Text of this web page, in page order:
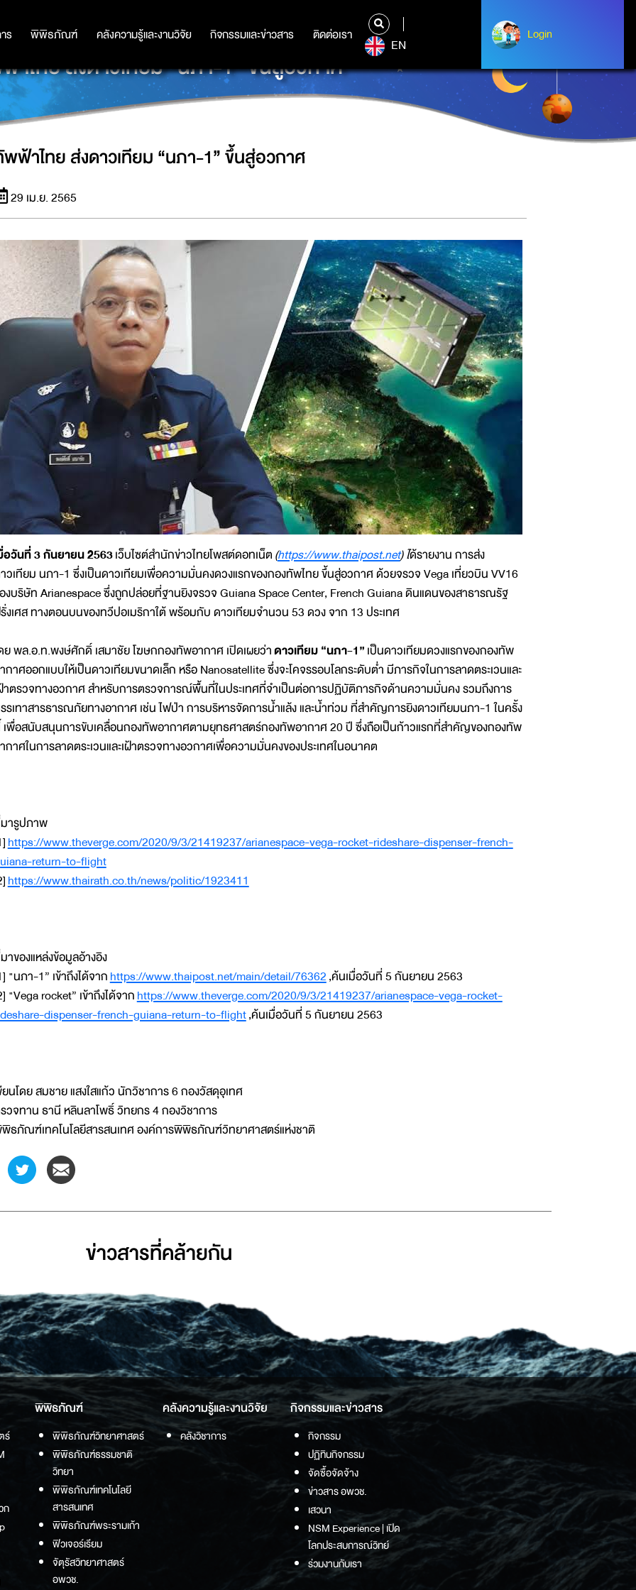
ร พิพิธภัณฑ์ คลังความรู้และงานวิจัย กิจกรรมและข่าวสาร ติดต่อเรา
ร พิพิธภัณฑ์ คลังความรู้และงานวิจัย กิจกรรมและข่าวสาร ติดต่อเรา
EN
Login
Login
าไทย ส่งดาวเทียม “นภา-1” ขึ้นสู่อวกาศ
ฟ้าไทย ส่งดาวเทียม “นภา-1” ขึ้นสู่อวกาศ
29 เม.ย. 2565
อวันที่ 3 กันยายน 2563เว็บไซต์สำนักข่าวไทยโพสต์ดอทเน็ต(https://www.thaipost.net) ได้รายงาน การส่ง
วเทียม นภา-1 ซึ่งเป็นดาวเทียมเพื่อความมั่นคงดวงแรกของกองทัพไทย ขึ้นสู่อวกาศ ด้วยจรวจ Vega เที่ยวบิน VV16
งบริษัท Arianespace ซึ่งถูกปล่อยที่ฐานยิงจรวจ Guiana Space Center, French Guiana ดินแดนของสาธารณรัฐ
งเศส ทางตอนบนของทวีปอเมริกาใต้ พร้อมกับ ดาวเทียมจำนวน 53 ดวง จาก 13 ประเทศ
ย พล.อ.ท.พงษ์ศักดิ์ เสมาชัย โฆษกกองทัพอากาศ เปิดเผยว่าดาวเทียม “นภา-1”เป็นดาวเทียมดวงแรกของกองทัพ
กาศออกแบบให้เป็นดาวเทียมขนาดเล็ก หรือ Nanosatellite ซึ่งจะโคจรรอบโลกระดับต่ำ มีภารกิจในการลาดตระเวนและ
าตรวจทางอวกาศ สำหรับการตรวจการณ์พื้นที่ในประเทศที่จำเป็นต่อการปฏิบัติภารกิจด้านความมั่นคง รวมถึงการ
รเทาสารธารณภัยทางอากาศ เช่น ไฟป่า การบริหารจัดการน้ำแล้ง และน้ำท่วม ที่สำคัญการยิงดาวเทียมนภา-1 ในครั้ง
เพื่อสนับสนุนการขับเคลื่อนกองทัพอากาศตามยุทธศาสตร์กองทัพอากาศ 20 ปี ซึ่งถือเป็นก้าวแรกที่สำคัญของกองทัพ
กาศในการลาดตระเวนและเฝ้าตรวจทางอวกาศเพื่อความมั่นคงของประเทศในอนาคต
ารูปภาพ
https://www.theverge.com/2020/9/3/21419237/arianespace-vega-rocket-rideshare-dispenser-french-
return-to-flight
https://www.thairath.co.th/news/politic/1923411
าของแหล่งข้อมูลอ้างอิง
"นภา-1” เข้าถึงได้จากhttps://www.thaipost.net/main/detail/76362,ค้นเมื่อวันที่ 5 กันยายน 2563
"Vega rocket” เข้าถึงได้จากhttps://www.theverge.com/2020/9/3/21419237/arianespace-vega-rocket-
dispenser-french-guiana-return-to-flight,ค้นเมื่อวันที่ 5 กันยายน 2563
ยนโดย สมชาย แสงใสแก้ว นักวิชาการ 6 กองวัสดุอุเทศ
วจทาน ธานี หลินลาโพธิ์ วิทยกร 4 กองวิชาการ
ธภัณฑ์เทคโนโลยีสารสนเทศ องค์การพิพิธภัณฑ์วิทยาศาสตร์แห่งชาติ
ข่าวสารที่่คล้ายกัน
ร์
ก
พิพิธภัณฑ์
พิพิธภัณฑ์วิทยาศาสตร์
พิพิธภัณฑ์ธรรมชาติ
วิทยา
พิพิธภัณฑ์เทคโนโลยี
สารสนเทศ
พิพิธภัณฑ์พระรามเก้า
ฟิวเจอร์เรียม
จัตุรัสวิทยาศาสตร์
อพวช.
คลังความรู้และงานวิจัย
คลังวิชาการ
กิจกรรมและข่าวสาร
กิจกรรม
ปฏิทินกิจกรรม
จัดซื้อจัดจ้าง
ข่าวสาร อพวช.
เสวนา
NSM Experience | เปิด
โลกประสบการณ์วิทย์
ร่วมงานกับเรา